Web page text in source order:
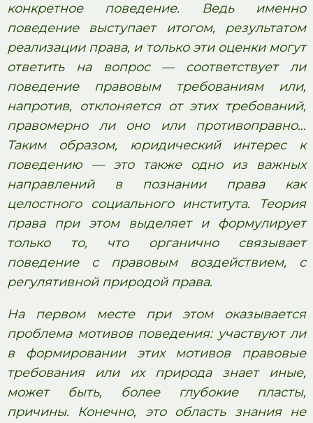
конкретное поведение. Ведь именно
поведение выступает итогом, результатом
реализации права, и только эти оценки могут
ответить на вопрос — соответствует ли
поведение правовым требованиям или,
напротив, отклоняется от этих требований,
правомерно ли оно или противоправно…
Таким образом, юридический интерес к
поведению — это также одно из важных
направлений в познании права как
целостного социального института. Теория
права при этом выделяет и формулирует
только то, что органично связывает
поведение с правовым воздействием, с
регулятивной природой права.
На первом месте при этом оказывается
проблема мотивов поведения: участвуют ли
в формировании этих мотивов правовые
требования или их природа знает иные,
может быть, более глубокие пласты,
причины. Конечно, это область знания не